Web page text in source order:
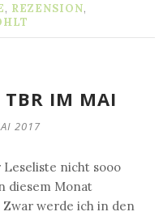
, REZENSION,
TBR IM MAI
2017
nicht sooo
diesem Monat
werde ich in den